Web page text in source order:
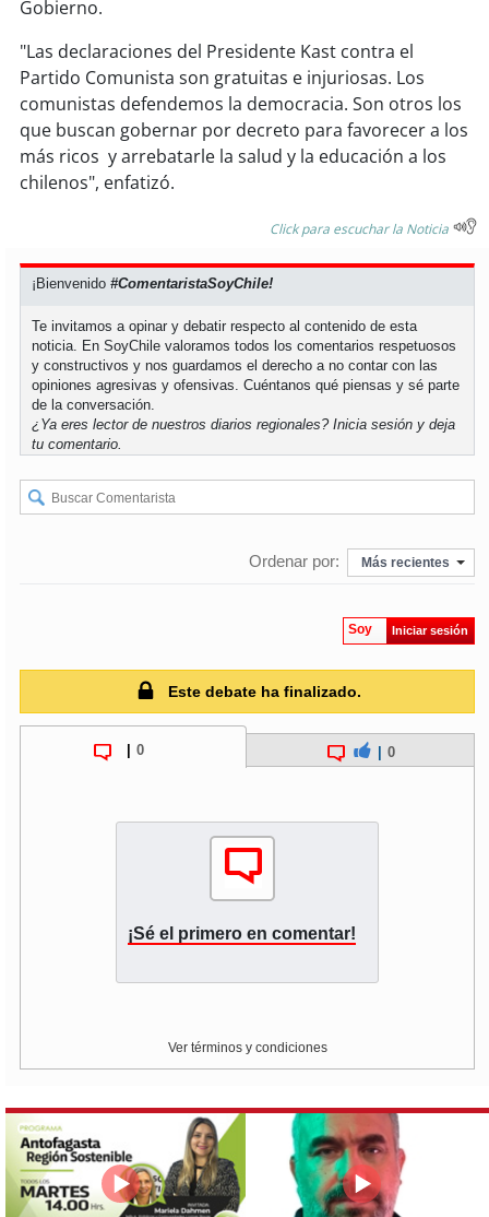
Gobierno.
"Las declaraciones del Presidente Kast contra el
Partido Comunista son gratuitas e injuriosas. Los
comunistas defendemos la democracia. Son otros los
que buscan gobernar por decreto para favorecer a los
más ricos y arrebatarle la salud y la educación a los
chilenos", enfatizó.
Click para escuchar la Noticia
¡Bienvenido#ComentaristaSoyChile!
Te invitamos a opinar y debatir respecto al contenido de esta
noticia. En SoyChile valoramos todos los comentarios respetuosos
y constructivos y nos guardamos el derecho a no contar con las
opiniones agresivas y ofensivas. Cuéntanos qué piensas y sé parte
de la conversación.
¿Ya eres lector de nuestros diarios regionales?Inicia sesión y deja
tu comentario.
Ordenar por: Más recientes
Soy Iniciar sesión
Este debate ha finalizado.
0 0
¡Sé el primero en comentar!
Ver términos y condiciones